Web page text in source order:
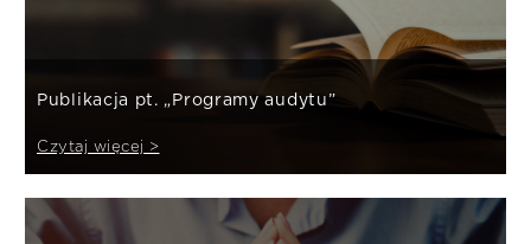
Publikacja pt. „Programy audytu”
Czytaj więcej >